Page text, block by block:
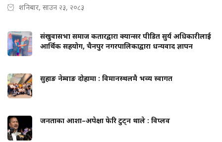
शनिबार, साउन २३, २०८३
संखुवासभा समाज कतारद्वारा क्यान्सर पीडित सुर्य अधिकारीलाई
आर्थिक सहयोग, चैनपुर नगरपालिकाद्वारा धन्यवाद ज्ञापन
सुहाङ नेम्वाङ दोहामा : विमानस्थलमै भव्य स्वागत
जनताका आशा–अपेक्षा फेरि टुट्न थाले : विप्लव